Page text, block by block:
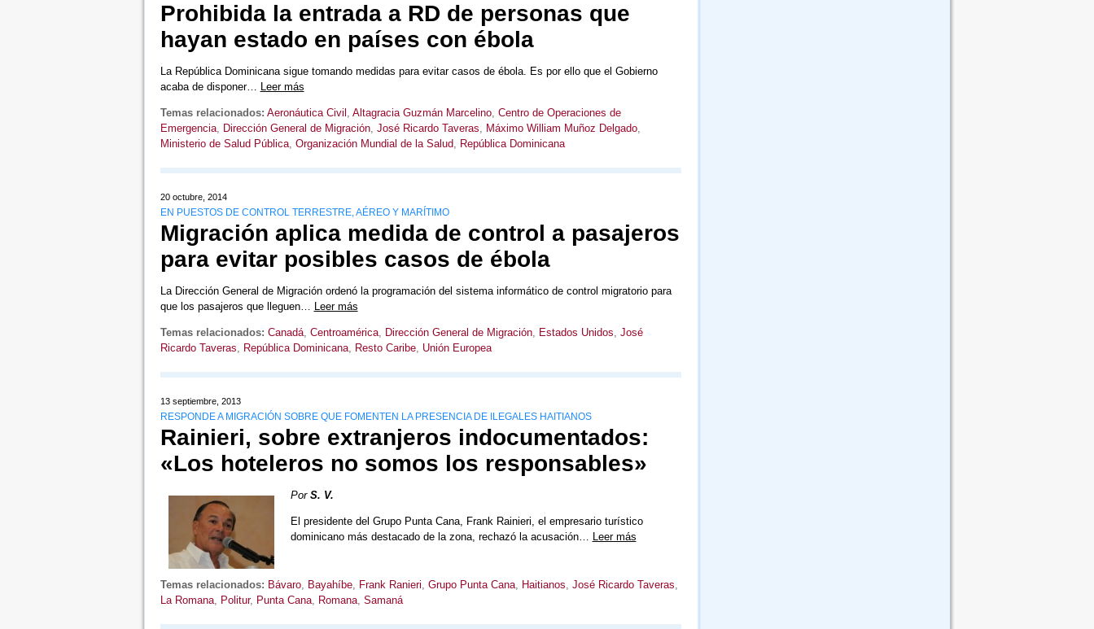
Prohibida la entrada a RD de personas que
hayan estado en países con ébola
La República Dominicana sigue tomando medidas para evitar casos de ébola. Es por ello que el Gobierno
acaba de disponer… Leer más
Temas relacionados: Aeronáutica Civil , Altagracia Guzmán Marcelino, Centro de Operaciones de
Emergencia, Dirección General de Migración, José Ricardo Taveras, Máximo William Muñoz Delgado,
Ministerio de Salud Pública, Organización Mundial de la Salud, República Dominicana
20 octubre, 2014
EN PUESTOS DE CONTROL TERRESTRE, AÉREO Y MARÍTIMO
Migración aplica medida de control a pasajeros
para evitar posibles casos de ébola
La Dirección General de Migración ordenó la programación del sistema informático de control migratorio para
que los pasajeros que lleguen… Leer más
Temas relacionados: Canadá, Centroamérica, Dirección General de Migración, Estados Unidos, José
Ricardo Taveras, República Dominicana, Resto Caribe, Unión Europea
13 septiembre, 2013
RESPONDE A MIGRACIÓN SOBRE QUE FOMENTEN LA PRESENCIA DE ILEGALES HAITIANOS
Rainieri, sobre extranjeros indocumentados:
«Los hoteleros no somos los responsables»
Por S. V.
El presidente del Grupo Punta Cana, Frank Rainieri, el empresario turístico
dominicano más destacado de la zona, rechazó la acusación… Leer más
Temas relacionados: Bávaro, Bayahíbe, Frank Ranieri, Grupo Punta Cana, Haitianos, José Ricardo Taveras,
La Romana, Politur, Punta Cana, Romana, Samaná